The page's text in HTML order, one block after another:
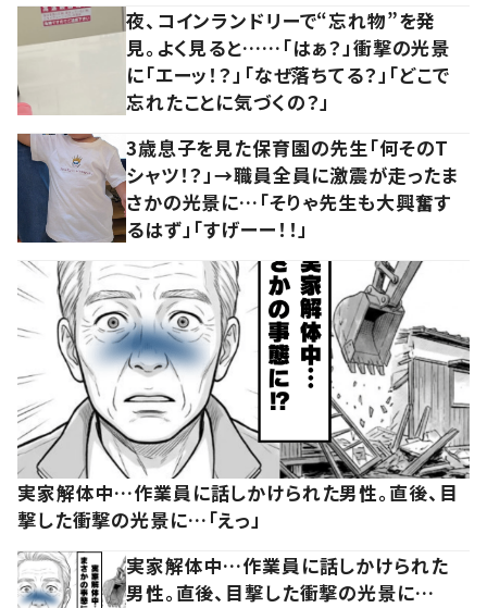
夜、コインランドリーで“忘れ物”を発
見。よく見ると……「はぁ？」衝撃の光景
に「エーッ！？」「なぜ落ちてる？」「どこで
忘れたことに気づくの？」
3歳息子を見た保育園の先生「何そのT
シャツ！？」→職員全員に激震が走ったま
さかの光景に…「そりゃ先生も大興奮す
るはず」「すげーー！！」
実家解体中…作業員に話しかけられた男性。直後、目
撃した衝撃の光景に…「えっ」
実家解体中…作業員に話しかけられた
男性。直後、目撃した衝撃の光景に…